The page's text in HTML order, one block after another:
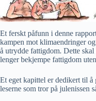
Et ferskt påfunn i denne
kampen mot klimaendringer
å utrydde fattigdom. Dette
lenger bekjempe fattigdom
Et eget kapittel er dedikert til
leserne som tror på julenissen